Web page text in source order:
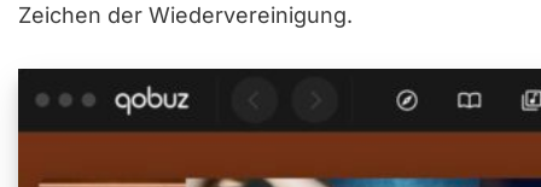
Zeichen der Wiedervereinigung.